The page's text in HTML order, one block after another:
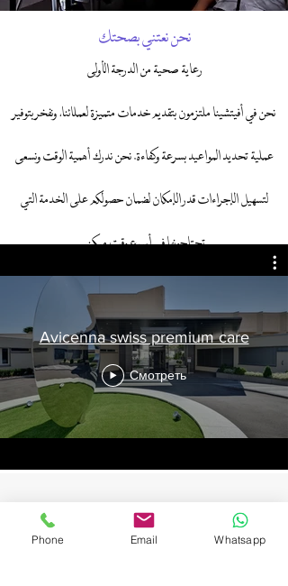
نحن نعتني بصحتك
رعاية صحية من الدرجة الأولى
نحن في أفيتشينا ملتزمون بتقديم خدمات متميزة لعملائنا، ونفخر بتوفير
عملية تحديد المواعيد بسرعة وكفاءة. نحن ندرك أهمية الوقت ونسعى
لتسهيل الإجراءات قدر الإمكان لضمان حصولكم على الخدمة التي
تحتاجونها في أسرع وقت ممكن.
Avicenna swiss premium care
Смотреть
Phone Email Whatsapp